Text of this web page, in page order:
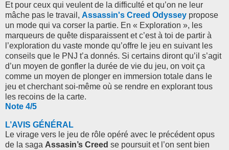
Et pour ceux qui veulent de la difficulté et qu’on ne leur
mâche pas le travail, Assassin's Creed Odyssey propose
un mode qui va corser la partie. En « Exploration », les
marqueurs de quête disparaissent et c’est à toi de partir à
l’exploration du vaste monde qu’offre le jeu en suivant les
conseils que le PNJ t’a donnés. Si certains diront qu’il s’agit
d’un moyen de gonfler la durée de vie du jeu, on voit ça
comme un moyen de plonger en immersion totale dans le
jeu et cherchant soi-même où se rendre en explorant tous
les recoins de la carte.
Note 4/5
L’AVIS GÉNÉRAL
Le virage vers le jeu de rôle opéré avec le précédent opus
de la saga Assasin’s Creed se poursuit et l’on sent bien